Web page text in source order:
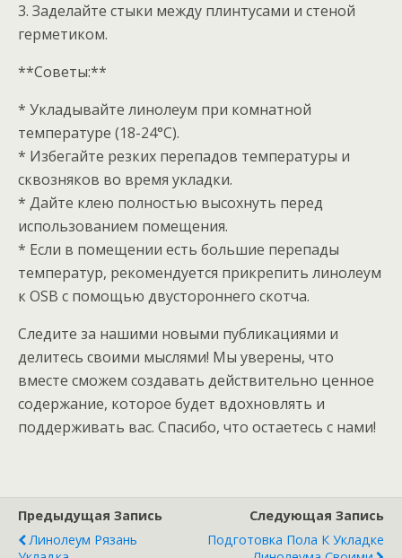
3. Заделайте стыки между плинтусами и стеной
герметиком.
**Советы:**
* Укладывайте линолеум при комнатной
температуре (18-24°C).
* Избегайте резких перепадов температуры и
сквозняков во время укладки.
* Дайте клею полностью высохнуть перед
использованием помещения.
* Если в помещении есть большие перепады
температур, рекомендуется прикрепить линолеум
к OSB с помощью двустороннего скотча.
Следите за нашими новыми публикациями и
делитесь своими мыслями! Мы уверены, что
вместе сможем создавать действительно ценное
содержание, которое будет вдохновлять и
поддерживать вас. Спасибо, что остаетесь с нами!
Предыдущая Запись
Линолеум Рязань
Следующая Запись
Подготовка Пола К Укладке